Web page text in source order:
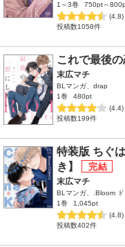
1～3巻
750pt～
(4.8)
投稿数1058件
これで最後
末広マチ
BLマンガ、drap
1巻
480pt
(4.4)
投稿数199件
特装版 ちぐ
き】
末広マチ
BLマンガ、.Bloom
1巻
1,045pt
(4.8)
投稿数402件